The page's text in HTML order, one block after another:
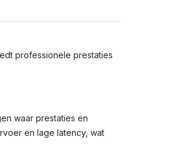
professionele prestaties
waar prestaties en
en lage latency, wat